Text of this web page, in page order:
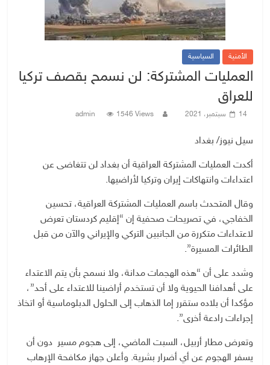
الأمنية السياسية
العمليات المشتركة: لن نسمح بقصف تركيا
للعراق
14 سبتمبر، 2021 admin 1546 Views
سيل نيوز/ بغداد
أكدت العمليات المشتركة العراقية أن بغداد لن تتغاضى عن
اعتداءات وانتهاكات إيران وتركيا لأراضيها.
وقال المتحدث باسم العمليات المشتركة العراقية، تحسين
الخفاجي، في تصريحات صحفية إن “إقليم كردستان تعرض
لاعتداءات متكررة من الجانبين التركي والإيراني والآن من قبل
الطائرات المسيرة”.
وشدد على أن “هذه الهجمات مدانة، ولا نسمح بأن يتم الاعتداء
على أهدافنا الحيوية ولا أن تستخدم أراضينا للاعتداء على أحد”،
مؤكدا أن بلاده ستقرر إما الذهاب إلى الحلول الدبلوماسية أو اتخاذ
إجراءات رادعة أخرى”.
وتعرض مطار أربيل، السبت الماضي، إلى هجوم مسير دون أن
يسفر الهجوم عن أي أضرار بشرية. وأعلن جهاز مكافحة الإرهاب